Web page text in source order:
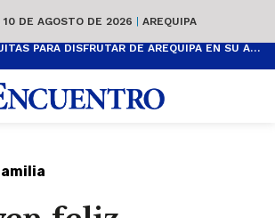
10 DE AGOSTO DE 2026 | AREQUIPA
ACTIVIDADES GRATUITAS PARA DISFRUTAR DE AREQUIPA EN SU ANIVERSARIO